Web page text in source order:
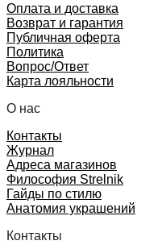
Оплата и доставка
Возврат и гарантия
Публичная оферта
Политика
Вопрос/Ответ
Карта лояльности
О нас
Контакты
Журнал
Адреса магазинов
Философия Strelnik
Гайды по стилю
Анатомия украшений
Контакты